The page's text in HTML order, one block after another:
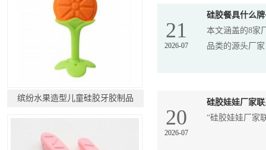
21
2026-07
硅胶餐具什么
本文涵盖的8家
品类的源头厂
20
2026-07
硅胶娃娃厂家
“硅胶娃娃厂家
缤纷水果造型儿童硅胶牙胶制品